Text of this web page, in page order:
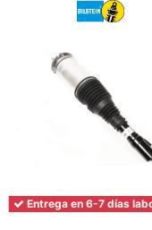
Entrega en 6-7 días